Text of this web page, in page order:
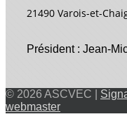
21490 Varois-et-
Président : Jean-
© 2026 ASCVEC |
webmaster